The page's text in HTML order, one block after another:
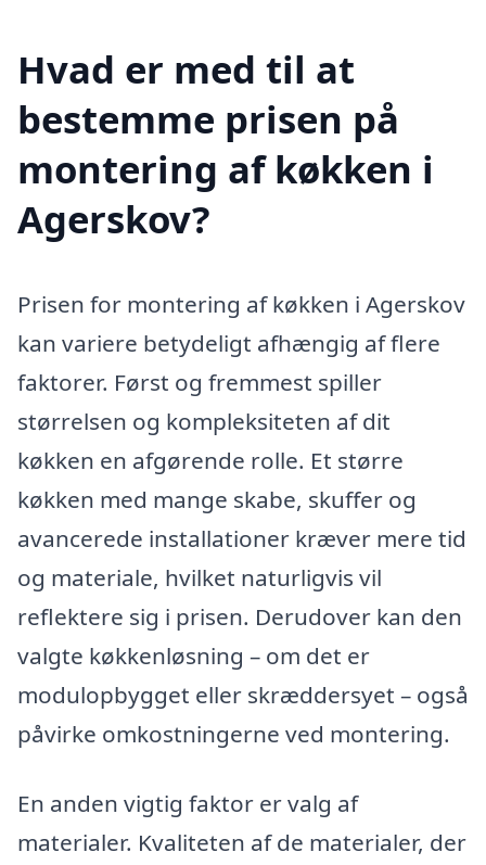
Hvad er med til at
bestemme prisen på
montering af køkken i
Agerskov?
Prisen for montering af køkken i Agerskov
kan variere betydeligt afhængig af flere
faktorer. Først og fremmest spiller
størrelsen og kompleksiteten af dit
køkken en afgørende rolle. Et større
køkken med mange skabe, skuffer og
avancerede installationer kræver mere tid
og materiale, hvilket naturligvis vil
reflektere sig i prisen. Derudover kan den
valgte køkkenløsning – om det er
modulopbygget eller skræddersyet – også
påvirke omkostningerne ved montering.
En anden vigtig faktor er valg af
materialer. Kvaliteten af de materialer, der